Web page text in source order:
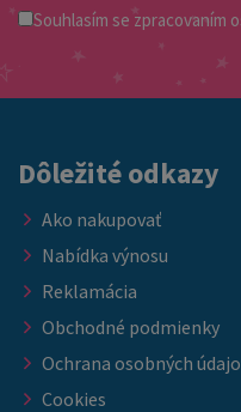
Souhlasím se zpracovaním
Dôležité odkazy
Ako nakupovať
Nabídka výnosu
Reklamácia
Obchodné podmienky
Ochrana osobných
Cookies